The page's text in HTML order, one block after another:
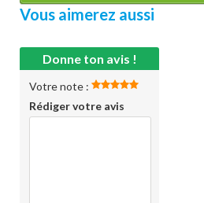
Vous aimerez aussi
Donne ton avis !
Votre note :
Rédiger votre avis